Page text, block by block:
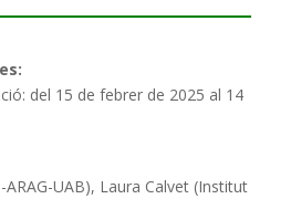
del 15 de febrer de 2025 al 14
ARAG-UAB), Laura Calvet (Institut